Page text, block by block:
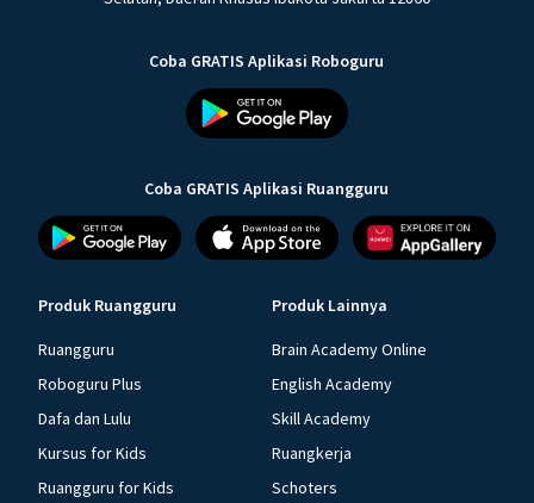
Coba GRATIS Aplikasi Roboguru
Coba GRATIS Aplikasi Ruangguru
Produk Ruangguru
Ruangguru
Roboguru Plus
Dafa dan Lulu
Kursus for Kids
Ruangguru for Kids
Produk Lainnya
Brain Academy Online
English Academy
Skill Academy
Ruangkerja
Schoters